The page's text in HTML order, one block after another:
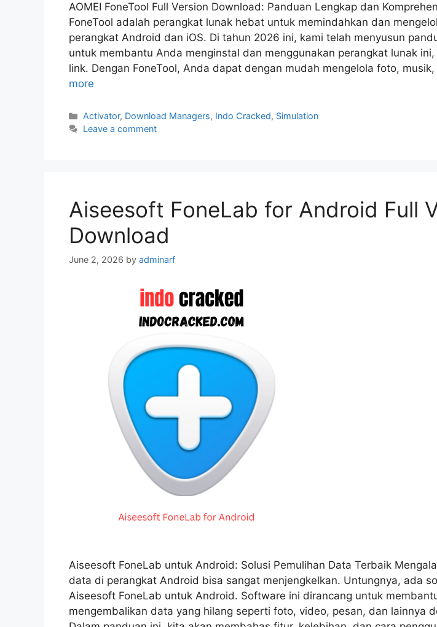
AOMEI FoneTool Full Version Download: Panduan Lengkap dan
FoneTool adalah perangkat lunak hebat untuk memindahkan dan
perangkat Android dan iOS. Di tahun 2026 ini, kami telah menyusun
untuk membantu Anda menginstal dan menggunakan perangkat lunak
link. Dengan FoneTool, Anda dapat dengan mudah mengelola foto,
more
Categories
Activator, Download Managers, Indo Cracked, Simulation
Leave a comment
Aiseesoft FoneLab for Android Full
Download
June 2, 2026 by adminarf
Aiseesoft FoneLab untuk Android: Solusi Pemulihan Data Terbaik
data di perangkat Android bisa sangat menjengkelkan. Untungnya, ada
Aiseesoft FoneLab untuk Android. Software ini dirancang untuk
mengembalikan data yang hilang seperti foto, video, pesan, dan lainnya